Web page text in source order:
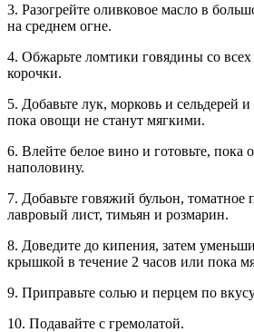
3. Разогрейте оливковое масло в
на среднем огне.
4. Обжарьте ломтики говядины со всех
корочки.
5. Добавьте лук, морковь и сельдерей
пока овощи не станут мягкими.
6. Влейте белое вино и готовьте, пока
наполовину.
7. Добавьте говяжий бульон, томатное
лавровый лист, тимьян и розмарин.
8. Доведите до кипения, затем
крышкой в течение 2 часов или пока
9. Приправьте солью и перцем по
10. Подавайте с гремолатой.